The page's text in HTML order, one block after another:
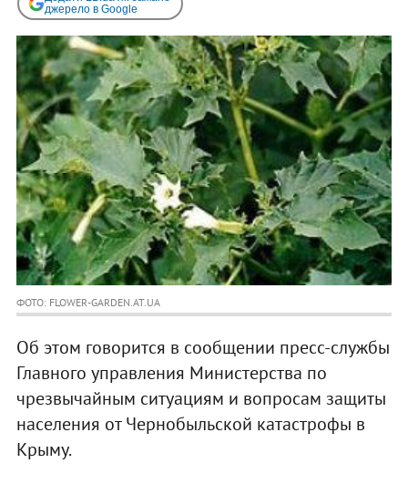
джерело в Google
ФОТО: FLOWER-GARDEN.AT.UA
Об этом говорится в сообщении пресс-службы
Главного управления Министерства по
чрезвычайным ситуациям и вопросам защиты
населения от Чернобыльской катастрофы в
Крыму.